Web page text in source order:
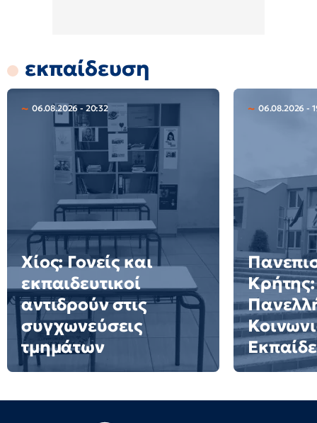
εκπαίδευση
06.08.2026 - 20:32
Χίος: Γονείς και
εκπαιδευτικοί
αντιδρούν στις
συγχωνεύσεις
τμημάτων
06.08.2026 -